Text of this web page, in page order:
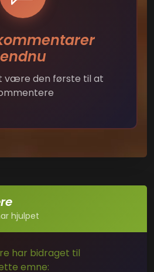
endnu
være den første til at
hjulpet
har bidraget til
emne: